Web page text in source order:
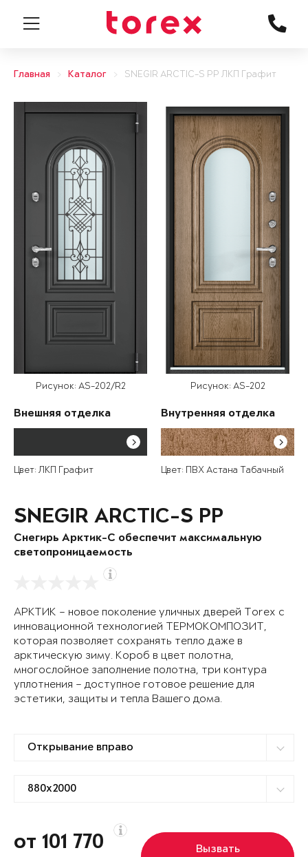
Главная Каталог SNEGIR ARCTIC-S PP ЛКП Графит
Рисунок: AS-202/R2
Внешняя отделка
Цвет: ЛКП Графит
Рисунок: AS-202
Внутренняя отделка
Цвет: ПВХ Астана Табачный
SNEGIR ARCTIC-S PP
Снегирь Арктик-С обеспечит максимальную
светопроницаемость
АРКТИК – новое поколение уличных дверей Torex с
инновационной технологией ТЕРМОКОМПОЗИТ,
которая позволяет сохранять тепло даже в
арктическую зиму. Короб в цвет полотна,
многослойное заполнение полотна, три контура
уплотнения – доступное готовое решение для
эстетики, защиты и тепла Вашего дома.
от 101 770
Вызвать